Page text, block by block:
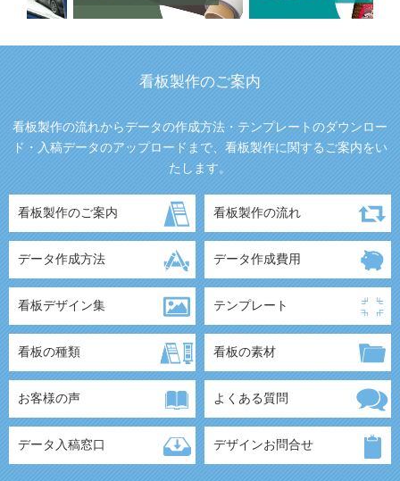
看板製作のご案内
看板製作の流れからデータの作成方法・テンプレートのダウンロー
ド・入稿データのアップロードまで、看板製作に関するご案内をい
たします。
看板製作のご案内 看板製作の流れ
データ作成方法 データ作成費用
看板デザイン集 テンプレート
看板の種類 看板の素材
お客様の声 よくある質問
データ入稿窓口 デザインお問合せ